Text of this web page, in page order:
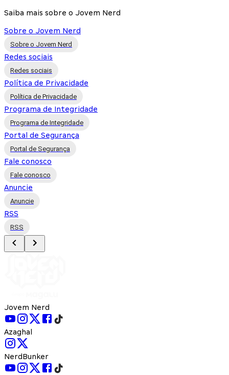
Saiba mais sobre o Jovem Nerd
Sobre o Jovem Nerd
Sobre o Jovem Nerd
Redes sociais
Redes sociais
Política de Privacidade
Política de Privacidade
Programa de Integridade
Programa de Integridade
Portal de Segurança
Portal de Segurança
Fale conosco
Fale conosco
Anuncie
Anuncie
RSS
RSS
Jovem Nerd
Azaghal
NerdBunker